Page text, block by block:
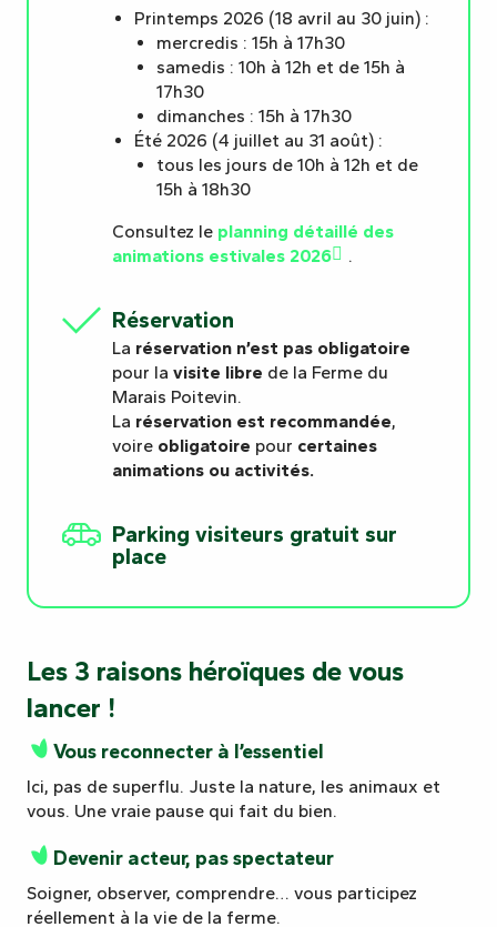
Printemps 2026 (18 avril au 30 juin) :
mercredis : 15h à 17h30
samedis : 10h à 12h et de 15h à
17h30
dimanches : 15h à 17h30
Été 2026 (4 juillet au 31 août) :
tous les jours de 10h à 12h et de
15h à 18h30
Consultez le planning détaillé des
animations estivales 2026
.
Réservation
La réservation n’est pas obligatoire
pour la visite libre de la Ferme du
Marais Poitevin.
La réservation est recommandée,
voire obligatoire pour certaines
animations ou activités.
Parking visiteurs gratuit sur
place
Les 3 raisons héroïques de vous
lancer !
Vous reconnecter à l’essentiel
Ici, pas de superflu. Juste la nature, les animaux et
vous. Une vraie pause qui fait du bien.
Devenir acteur, pas spectateur
Soigner, observer, comprendre… vous participez
réellement à la vie de la ferme.